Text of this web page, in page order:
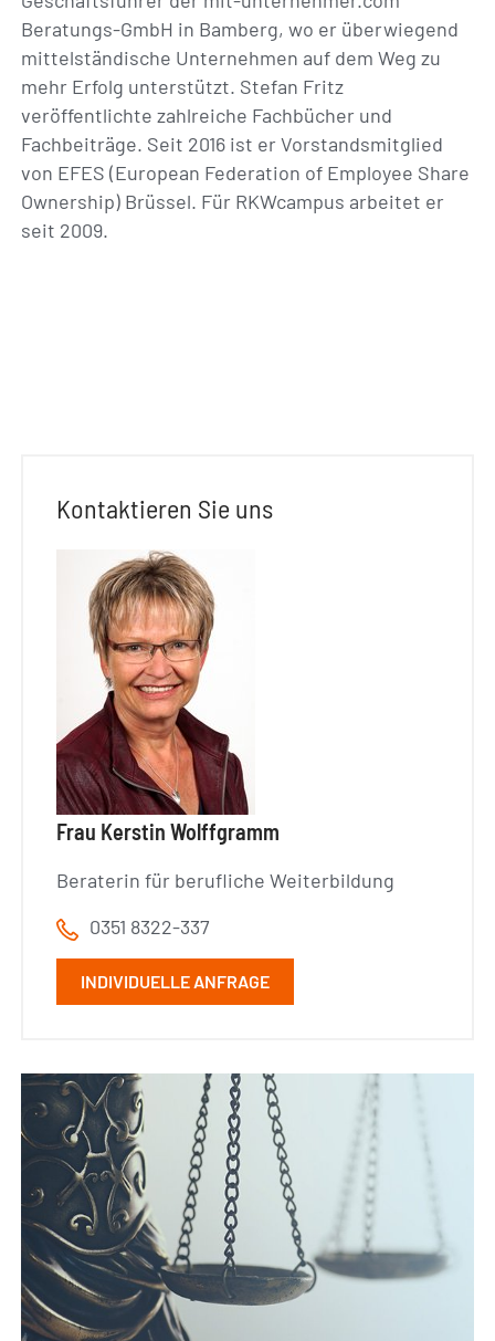
Beratungs-GmbH in Bamberg, wo er überwiegend
mittelständische Unternehmen auf dem Weg zu
mehr Erfolg unterstützt. Stefan Fritz
veröffentlichte zahlreiche Fachbücher und
Fachbeiträge. Seit 2016 ist er Vorstandsmitglied
von EFES (European Federation of Employee Share
Ownership) Brüssel. Für RKWcampus arbeitet er
seit 2009.
Kontaktieren Sie uns
Frau Kerstin Wolffgramm
Beraterin für berufliche Weiterbildung
0351 8322-337
INDIVIDUELLE ANFRAGE